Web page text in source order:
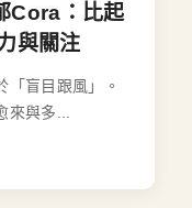
Cora：比起
與關注
「盲目跟風」。
與多...